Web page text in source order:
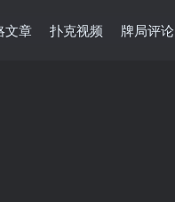
文章 扑克视频 牌局评论